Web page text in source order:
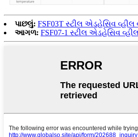
પાછલું: FSF03T સ્ટીલ એડહેસિવ
આગળ: FSF07-1 સ્ટીલ એડહેસિવ